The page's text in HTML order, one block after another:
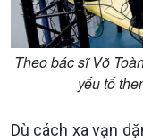
Theo bác sĩ Võ
yếu tố
Dù cách xa vạn